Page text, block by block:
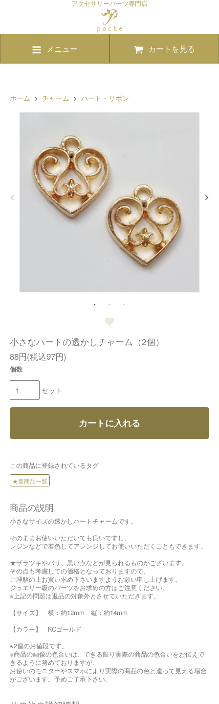
アクセサリーパーツ専門店
メニュー カートを見る
ホーム > チャーム > ハート・リボン
小さなハートの透かしチャーム（2個）
88円(税込97円)
個数
セット
カートに入れる
この商品に登録されているタグ
★新商品一覧
商品の説明
小さなサイズの透かしハートチャームです。
そのままお使いいただいても良いですし、
レジンなどで着色してアレンジしてお使いいただくこともできます。
★ザラツキやバリ、黒い点などが見られるものがございます。
その点も考慮しての価格となっておりますので、
ご理解の上お買い求め下さいますようお願い申し上げます。
ジュエリー級のパーツをお求めの方はご注意ください。
※上記の問題は返品の対象外とさせていただきます。
【サイズ】 横：約12mm 縦：約14mm
【カラー】 KCゴールド
※2個のお値段です。
※商品の画像の色合いは、できる限り実際の商品の色合いをお伝えで
きるように努めておりますが、
お使いのモニターやスマホにより実際の商品の色と違って見える場合
がございます。予めご了承下さい。